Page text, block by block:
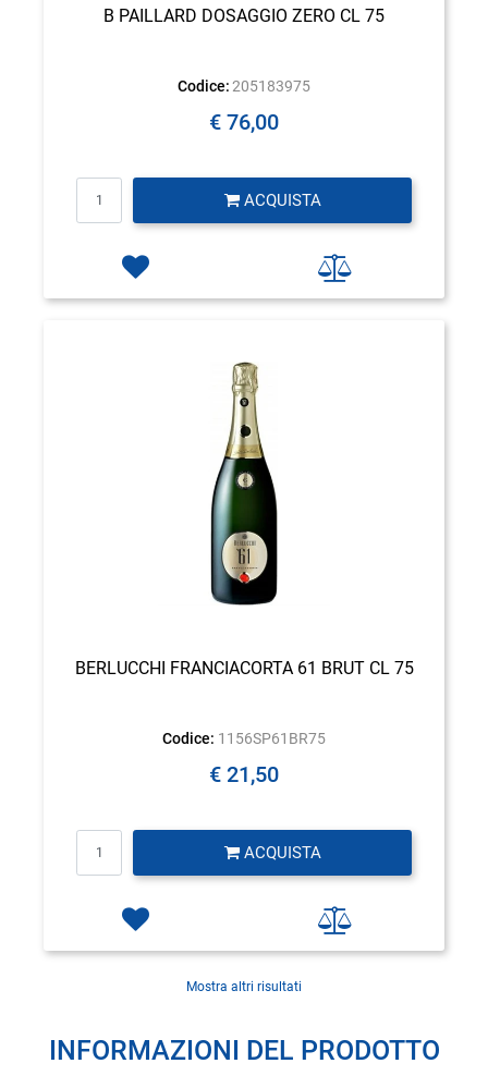
B PAILLARD DOSAGGIO ZERO CL 75
Codice: 205183975
€ 76,00
ACQUISTA
BERLUCCHI FRANCIACORTA 61 BRUT CL 75
Codice: 1156SP61BR75
€ 21,50
ACQUISTA
Mostra altri risultati
INFORMAZIONI DEL PRODOTTO